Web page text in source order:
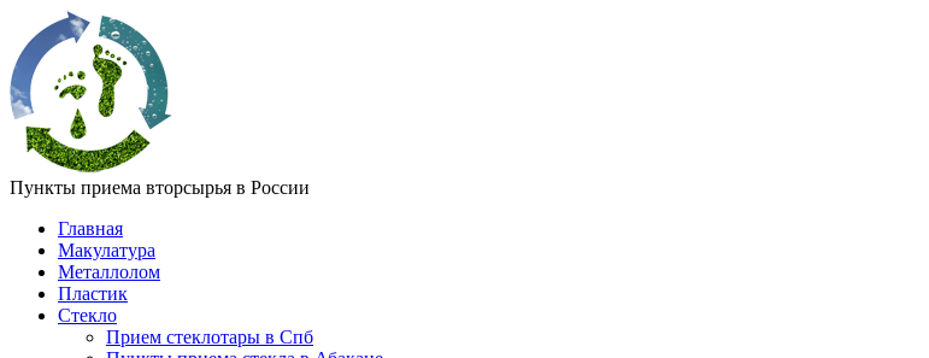
Пункты приема вторсырья в России
Главная
Макулатура
Металлолом
Пластик
Стекло
Прием стеклотары в Спб